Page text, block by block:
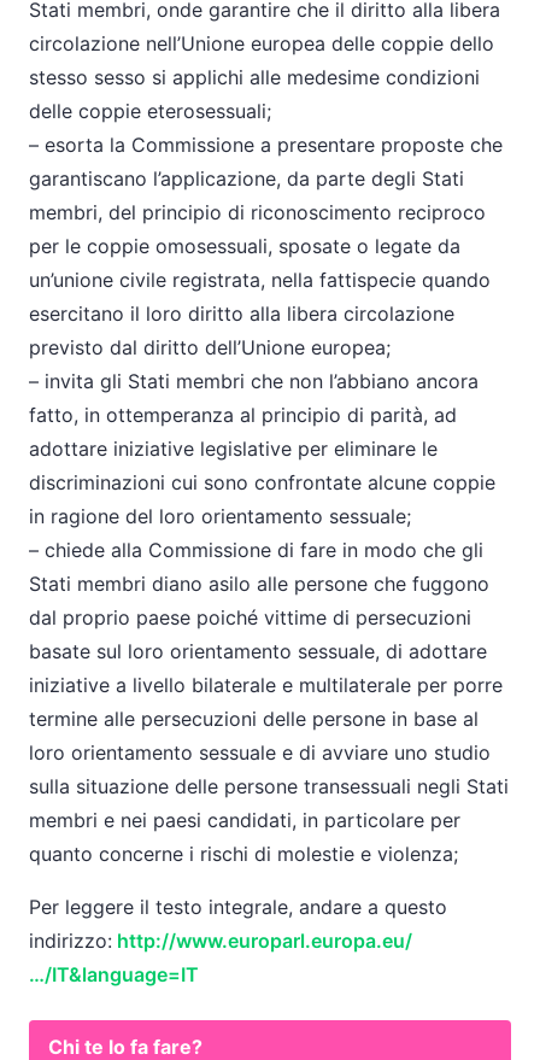
Stati membri, onde garantire che il diritto alla libera
circolazione nell’Unione europea delle coppie dello
stesso sesso si applichi alle medesime condizioni
delle coppie eterosessuali;
– esorta la Commissione a presentare proposte che
garantiscano l’applicazione, da parte degli Stati
membri, del principio di riconoscimento reciproco
per le coppie omosessuali, sposate o legate da
un’unione civile registrata, nella fattispecie quando
esercitano il loro diritto alla libera circolazione
previsto dal diritto dell’Unione europea;
– invita gli Stati membri che non l’abbiano ancora
fatto, in ottemperanza al principio di parità, ad
adottare iniziative legislative per eliminare le
discriminazioni cui sono confrontate alcune coppie
in ragione del loro orientamento sessuale;
– chiede alla Commissione di fare in modo che gli
Stati membri diano asilo alle persone che fuggono
dal proprio paese poiché vittime di persecuzioni
basate sul loro orientamento sessuale, di adottare
iniziative a livello bilaterale e multilaterale per porre
termine alle persecuzioni delle persone in base al
loro orientamento sessuale e di avviare uno studio
sulla situazione delle persone transessuali negli Stati
membri e nei paesi candidati, in particolare per
quanto concerne i rischi di molestie e violenza;
Per leggere il testo integrale, andare a questo
indirizzo: http://www.europarl.europa.eu/
…/IT&language=IT
Chi te lo fa fare?